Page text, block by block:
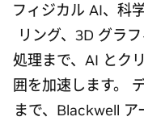
フィジカル AI、科
リング、3D グラ
処理まで、AI とク
囲を加速します。
まで、Blackwell